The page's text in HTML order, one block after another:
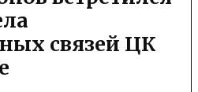
связей ЦК